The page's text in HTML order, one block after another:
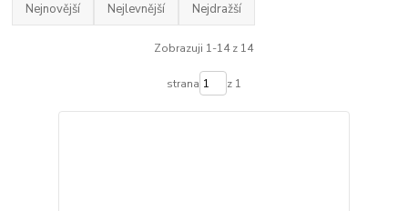
Nejnovější Nejlevnější Nejdražší
Zobrazuji 1-14 z 14
strana z 1